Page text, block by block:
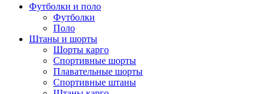
Футболки и поло
Футболки
Поло
Штаны и шорты
Шорты карго
Спортивные шорты
Плавательные шорты
Спортивные штаны